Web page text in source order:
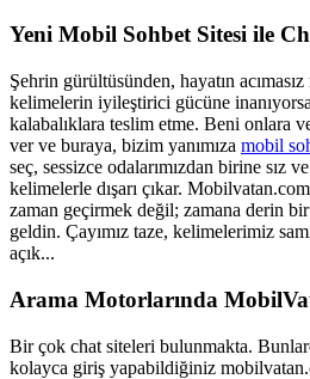
Yeni Mobil Sohbet Sitesi ile
Şehrin gürültüsünden, hayatın
kelimelerin iyileştirici gücüne
kalabalıklara teslim etme. Beni onlara
ver ve buraya, bizim yanımıza mobil
seç, sessizce odalarımızdan birine sız
kelimelerle dışarı çıkar.
zaman geçirmek değil; zamana derin
geldin. Çayımız taze, kelimelerimiz
açık...
Arama Motorlarında
Bir çok chat siteleri bulunmakta.
kolayca giriş yapabildiğiniz